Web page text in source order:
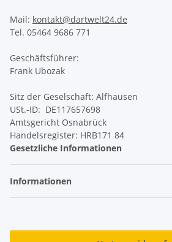
Mail: kontakt@dartwelt24.de
Tel. 05464 9686 771
Geschäftsführer:
Frank Ubozak
Sitz der Geselschaft: Alfhausen
USt.-ID: DE117657698
Amtsgericht Osnabrück
Handelsregister: HRB171 84
Gesetzliche Informationen
Informationen